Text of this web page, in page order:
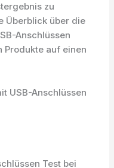
zu
Überblick über die
Anschlüssen
Produkte auf einen
USB-Anschlüssen
Test bei